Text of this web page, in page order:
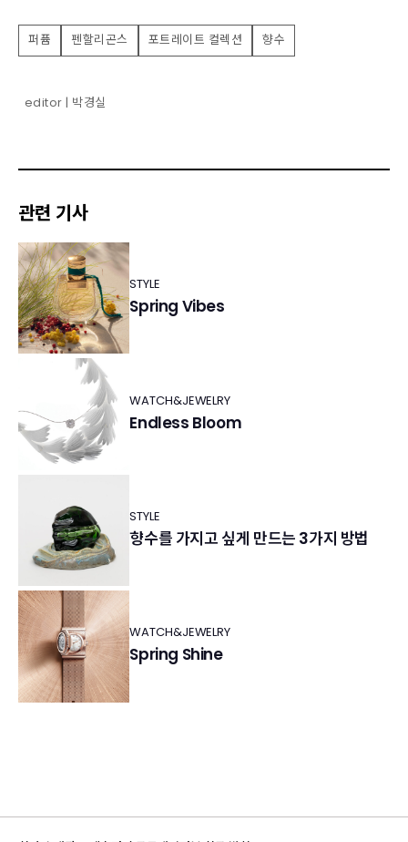
퍼퓸 펜할리곤스 포트레이트 컬렉션 향수
editor | 박경실
관련 기사
STYLE
Spring Vibes
WATCH&JEWELRY
Endless Bloom
STYLE
향수를 가지고 싶게 만드는 3가지 방법
WATCH&JEWELRY
Spring Shine